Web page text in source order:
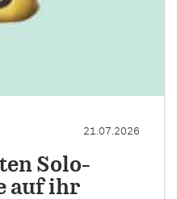
21.07.2026
Solo-
auf ihr